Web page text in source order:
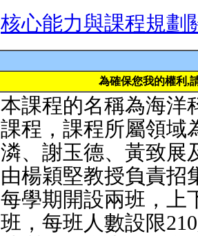
核心能力與課程規劃
為確保您我的權利,
本課程的名稱為海洋
課程，課程所屬領域
潾、謝玉德、黃致展
由楊穎堅教授負責招
每學期開設兩班，上
班，每班人數設限